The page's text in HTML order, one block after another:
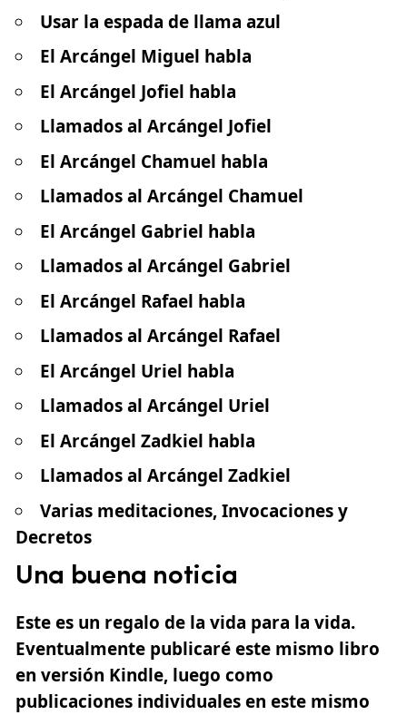
Usar la espada de llama azul
El Arcángel Miguel habla
El Arcángel Jofiel habla
Llamados al Arcángel Jofiel
El Arcángel Chamuel habla
Llamados al Arcángel Chamuel
El Arcángel Gabriel habla
Llamados al Arcángel Gabriel
El Arcángel Rafael habla
Llamados al Arcángel Rafael
El Arcángel Uriel habla
Llamados al Arcángel Uriel
El Arcángel Zadkiel habla
Llamados al Arcángel Zadkiel
Varias meditaciones, Invocaciones y
Decretos
Una buena noticia
Este es un regalo de la vida para la vida.
Eventualmente publicaré este mismo libro
en versión Kindle, luego como
publicaciones individuales en este mismo